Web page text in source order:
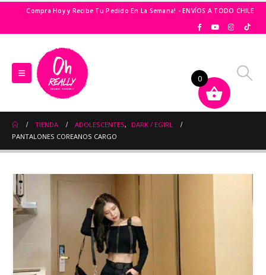
Compra Hoy y Recibe Tu Pedido En La Semana! - ENVÍOS A TODO CHILE
TIENDA ADOLESCENTES,
DARK / EGIRL
PANTALONES COREANOS CARGO
0